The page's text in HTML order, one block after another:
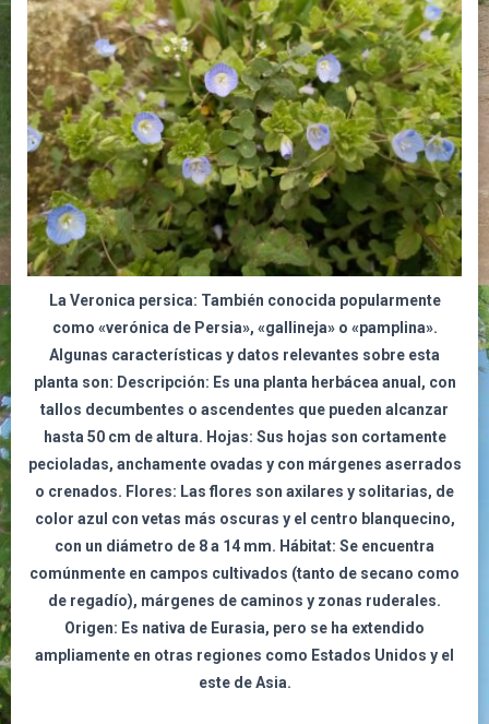
La Veronica persica: También conocida popularmente
como «verónica de Persia», «gallineja» o «pamplina».
Algunas características y datos relevantes sobre esta
planta son: Descripción: Es una planta herbácea anual, con
tallos decumbentes o ascendentes que pueden alcanzar
hasta 50 cm de altura. Hojas: Sus hojas son cortamente
pecioladas, anchamente ovadas y con márgenes aserrados
o crenados. Flores: Las flores son axilares y solitarias, de
color azul con vetas más oscuras y el centro blanquecino,
con un diámetro de 8 a 14 mm. Hábitat: Se encuentra
comúnmente en campos cultivados (tanto de secano como
de regadío), márgenes de caminos y zonas ruderales.
Origen: Es nativa de Eurasia, pero se ha extendido
ampliamente en otras regiones como Estados Unidos y el
este de Asia.